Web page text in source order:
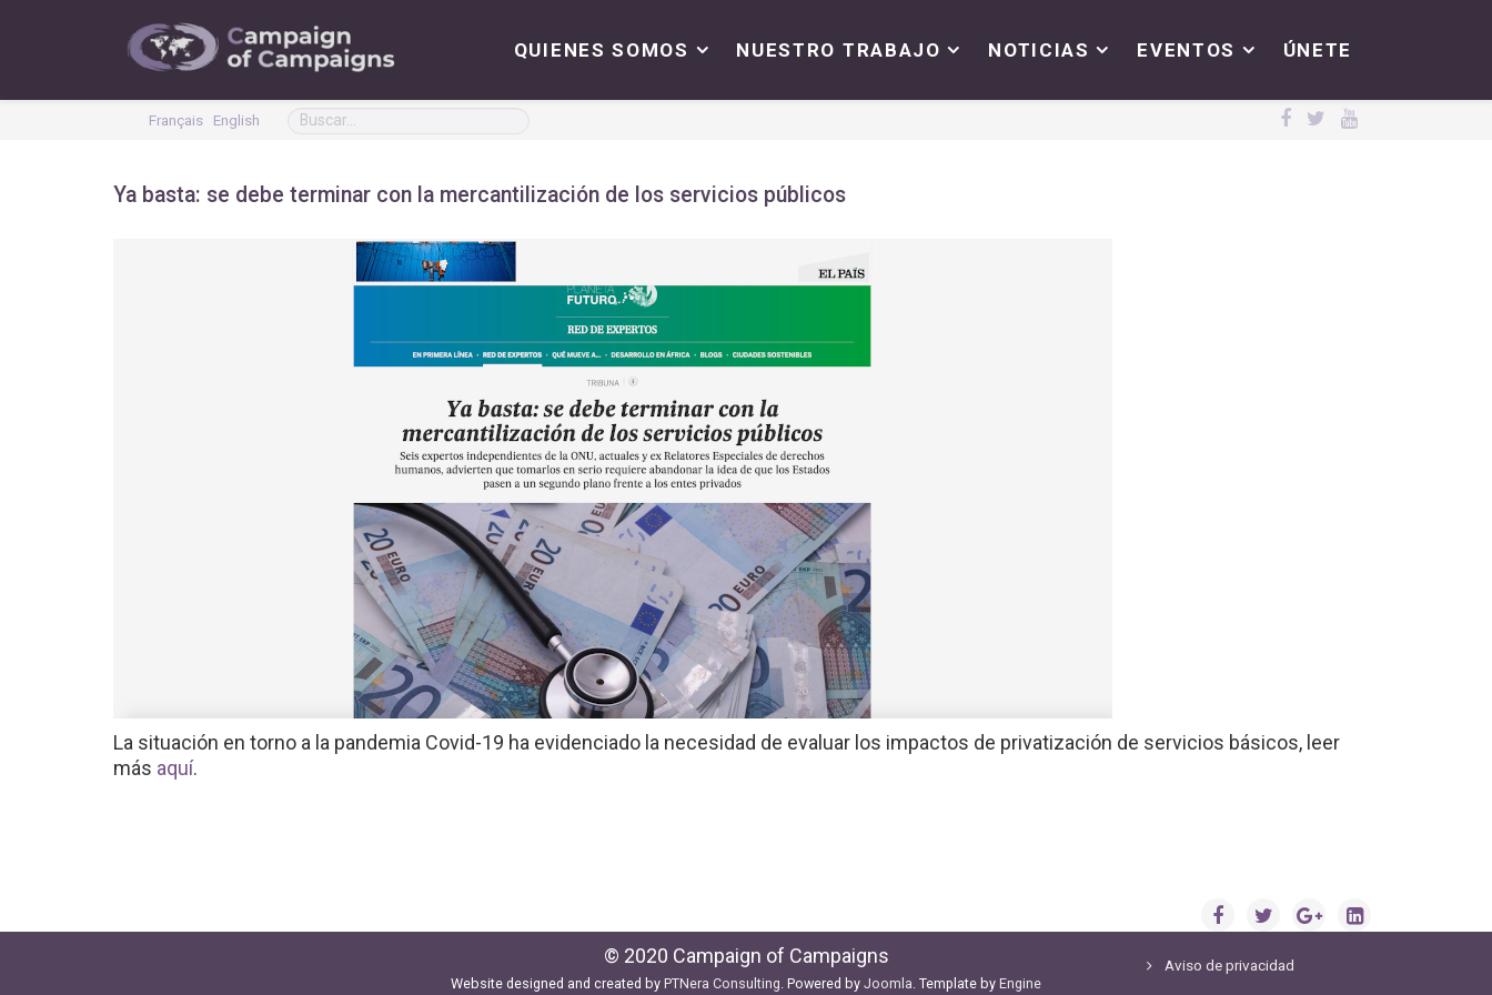
QUIENES SOMOS NUESTRO TRABAJO NOTICIAS EVENTOS ÚNETE
Français English
Ya basta: se debe terminar con la mercantilización de los servicios públicos
La situación en torno a la pandemia Covid-19 ha evidenciado la necesidad de evaluar los impactos de privatización de servicios básicos, leer
más aquí.
© 2020 Campaign of Campaigns
Website designed and created by PTNera Consulting. Powered by Joomla. Template by Engine
Aviso de privacidad